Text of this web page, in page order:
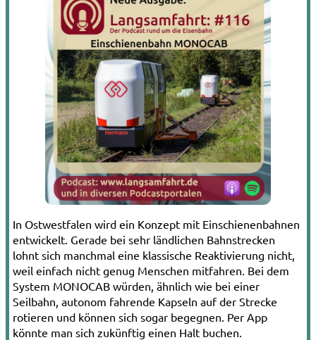
In Ostwestfalen wird ein Konzept mit Einschienenbahnen
entwickelt. Gerade bei sehr ländlichen Bahnstrecken
lohnt sich manchmal eine klassische Reaktivierung nicht,
weil einfach nicht genug Menschen mitfahren. Bei dem
System MONOCAB würden, ähnlich wie bei einer
Seilbahn, autonom fahrende Kapseln auf der Strecke
rotieren und können sich sogar begegnen. Per App
könnte man sich zukünftig einen Halt buchen.